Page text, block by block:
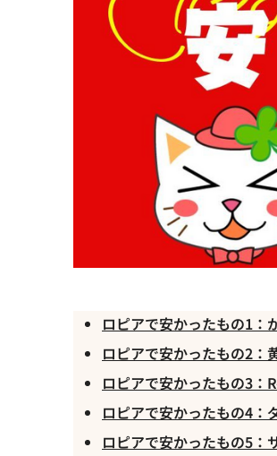
ロピアで安かったもの1
ロピアで安かったもの2：
ロピアで安かったもの3：
ロピアで安かったもの4
ロピアで安かったもの5：